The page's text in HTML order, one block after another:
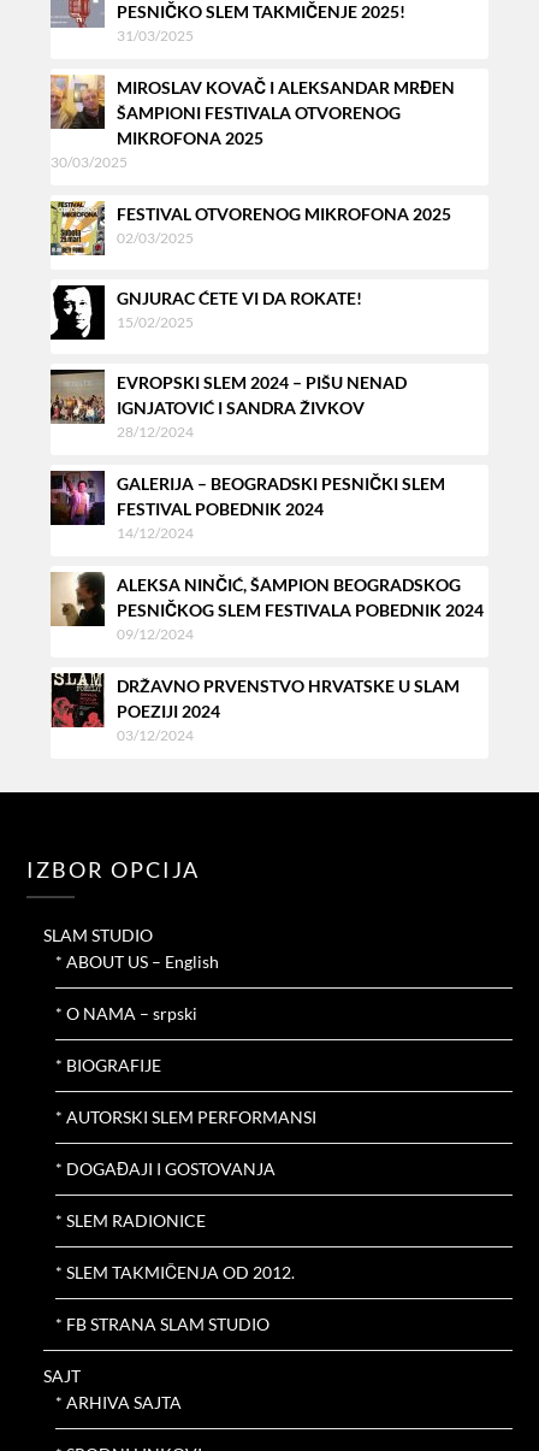
PESNIČKO SLEM TAKMIČENJE 2025!
31/03/2025
MIROSLAV KOVAČ I ALEKSANDAR MRĐEN
ŠAMPIONI FESTIVALA OTVORENOG
MIKROFONA 2025
30/03/2025
FESTIVAL OTVORENOG MIKROFONA 2025
02/03/2025
GNJURAC ĆETE VI DA ROKATE!
15/02/2025
EVROPSKI SLEM 2024 – PIŠU NENAD
IGNJATOVIĆ I SANDRA ŽIVKOV
28/12/2024
GALERIJA – BEOGRADSKI PESNIČKI SLEM
FESTIVAL POBEDNIK 2024
14/12/2024
ALEKSA NINČIĆ, ŠAMPION BEOGRADSKOG
PESNIČKOG SLEM FESTIVALA POBEDNIK 2024
09/12/2024
DRŽAVNO PRVENSTVO HRVATSKE U SLAM
POEZIJI 2024
03/12/2024
IZBOR OPCIJA
SLAM STUDIO
* ABOUT US – English
* O NAMA – srpski
* BIOGRAFIJE
* AUTORSKI SLEM PERFORMANSI
* DOGAĐAJI I GOSTOVANJA
* SLEM RADIONICE
* SLEM TAKMIČENJA OD 2012.
* FB STRANA SLAM STUDIO
SAJT
* ARHIVA SAJTA